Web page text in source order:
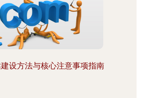
设方法与核心注意事项指南